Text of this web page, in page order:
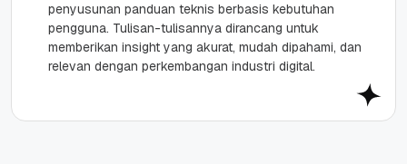
penyusunan panduan teknis berbasis kebutuhan
pengguna. Tulisan-tulisannya dirancang untuk
memberikan insight yang akurat, mudah dipahami, dan
relevan dengan perkembangan industri digital.